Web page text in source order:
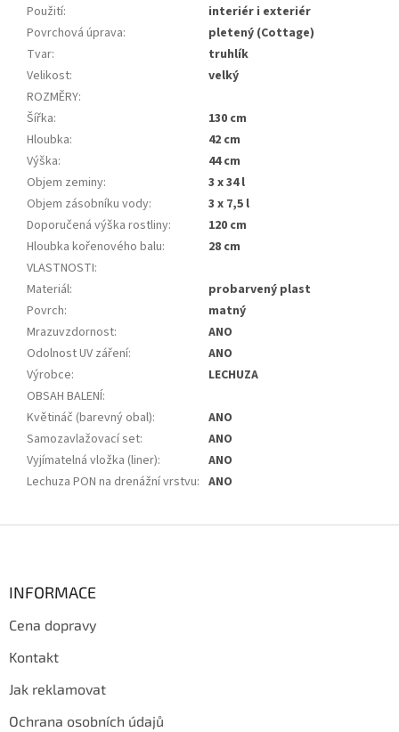
Použití:
interiér i exteriér
Povrchová úprava:
pletený (Cottage)
Tvar:
truhlík
Velikost:
velký
ROZMĚRY:
Šířka:
130 cm
Hloubka:
42 cm
Výška:
44 cm
Objem zeminy:
3 x 34 l
Objem zásobníku vody:
3 x 7,5 l
Doporučená výška rostliny:
120 cm
Hloubka kořenového balu:
28 cm
VLASTNOSTI:
Materiál:
probarvený plast
Povrch:
matný
Mrazuvzdornost:
ANO
Odolnost UV záření:
ANO
Výrobce:
LECHUZA
OBSAH BALENÍ:
Květináč (barevný obal):
ANO
Samozavlažovací set:
ANO
Vyjímatelná vložka (liner):
ANO
Lechuza PON na drenážní vrstvu: ANO
INFORMACE
Cena dopravy
Kontakt
Jak reklamovat
Ochrana osobních údajů